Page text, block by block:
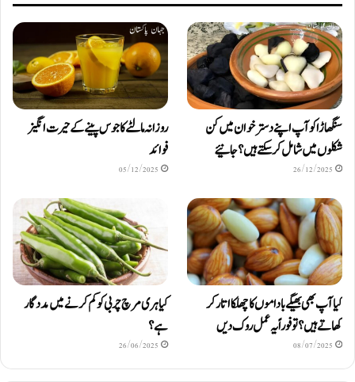
سنگھاڑا کو آپ اپنے دستر خوان میں کن
شکلوں میں شامل کرسکتے ہیں ؟ جانیئے
26/12/2025
روزانہ مالٹے کا جوس پینے کے حیرت انگیز
فوائد
05/12/2025
کیا آپ بھی بھیگے باداموں کا چھلکا اتار کر
کھاتے ہیں؟ تو فوراً یہ عمل روک دیں
08/07/2025
کیا ہری مرچ چربی کو کم کرنے میں مددگار
ہے؟
26/06/2025